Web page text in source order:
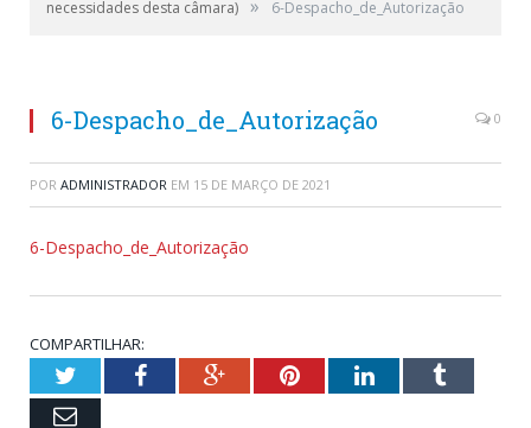
necessidades desta câmara) » 6-Despacho_de_Autorização
6-Despacho_de_Autorização 0
POR ADMINISTRADOR EM 15 DE MARÇO DE 2021
6-Despacho_de_Autorização
COMPARTILHAR:
TwitterFacebookGoogle+PinterestLinkedInTumblr
Email